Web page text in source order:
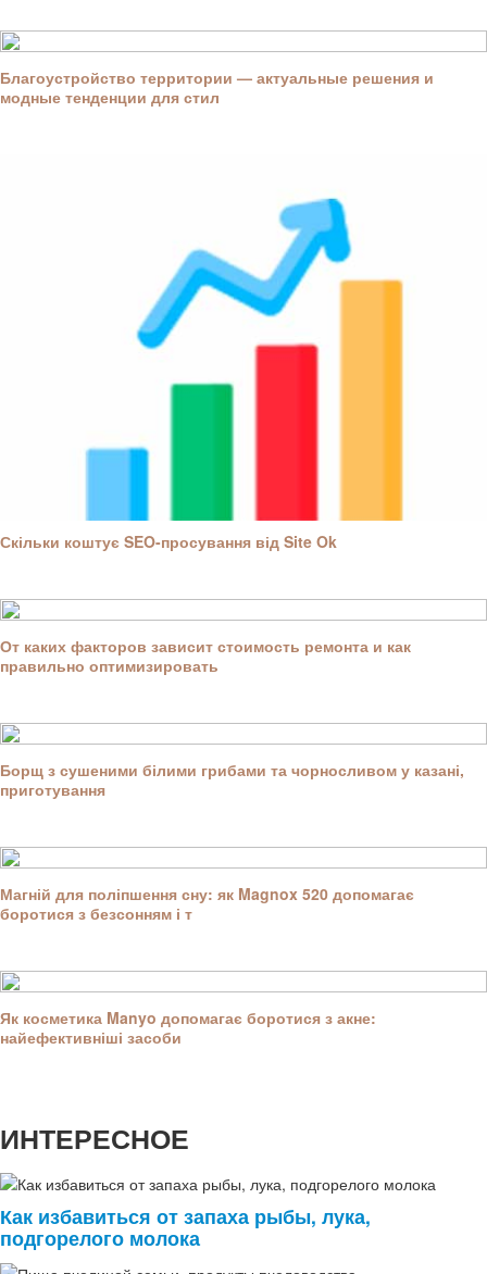
Благоустройство территории — актуальные решения и
модные тенденции для стил
Скільки коштує SEO-просування від Site Ok
От каких факторов зависит стоимость ремонта и как
правильно оптимизировать
Борщ з сушеними білими грибами та чорносливом у казані,
приготування
Магній для поліпшення сну: як Magnox 520 допомагає
боротися з безсонням і т
Як косметика Manyo допомагає боротися з акне:
найефективніші засоби
ИНТЕРЕСНОЕ
Как избавиться от запаха рыбы, лука,
подгорелого молока